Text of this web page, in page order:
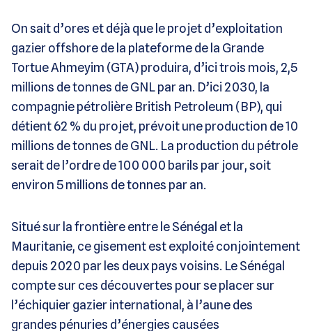
On sait d’ores et déjà que le projet d’exploitation
gazier offshore de la plateforme de la Grande
Tortue Ahmeyim (GTA) produira, d’ici trois mois, 2,5
millions de tonnes de GNL par an. D’ici 2030, la
compagnie pétrolière British Petroleum (BP), qui
détient 62 % du projet, prévoit une production de 10
millions de tonnes de GNL. La production du pétrole
serait de l’ordre de 100 000 barils par jour, soit
environ 5 millions de tonnes par an.
Situé sur la frontière entre le Sénégal et la
Mauritanie, ce gisement est exploité conjointement
depuis 2020 par les deux pays voisins. Le Sénégal
compte sur ces découvertes pour se placer sur
l’échiquier gazier international, à l’aune des
grandes pénuries d’énergies causées